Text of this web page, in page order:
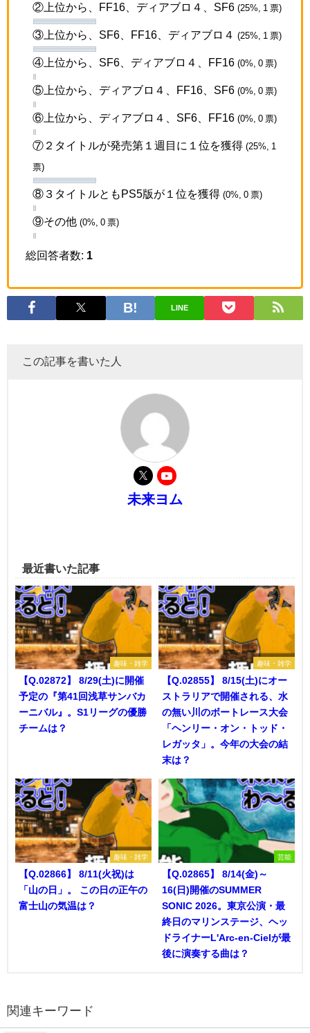
②上位から、FF16、ディアブロ４、SF6 (25%, 1 票)
③上位から、SF6、FF16、ディアブロ４ (25%, 1 票)
④上位から、SF6、ディアブロ４、FF16 (0%, 0 票)
⑤上位から、ディアブロ４、FF16、SF6 (0%, 0 票)
⑥上位から、ディアブロ４、SF6、FF16 (0%, 0 票)
⑦２タイトルが発売第１週目に１位を獲得 (25%, 1
票)
⑧３タイトルともPS5版が１位を獲得 (0%, 0 票)
⑨その他 (0%, 0 票)
総回答者数: 1
LINE
この記事を書いた人
未来ヨム
最近書いた記事
趣味・雑学
【Q.02872】 8/29(土)に開催
予定の『第41回浅草サンバカ
ーニバル』。S1リーグの優勝
チームは？
趣味・雑学
【Q.02855】 8/15(土)にオー
ストラリアで開催される、水
の無い川のボートレース大会
「ヘンリー・オン・トッド・
レガッタ」。今年の大会の結
末は？
趣味・雑学
【Q.02866】 8/11(火祝)は
「山の日」。 この日の正午の
富士山の気温は？
芸能
【Q.02865】 8/14(金)～
16(日)開催のSUMMER
SONIC 2026。東京公演・最
終日のマリンステージ、ヘッ
ドライナーL'Arc-en-Cielが最
後に演奏する曲は？
関連キーワード